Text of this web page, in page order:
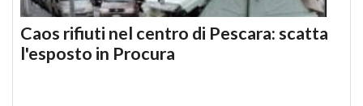
Caos rifiuti nel centro di Pescara: scatta
l'esposto in Procura